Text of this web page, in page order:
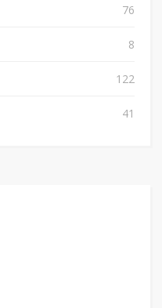
76
8
122
41